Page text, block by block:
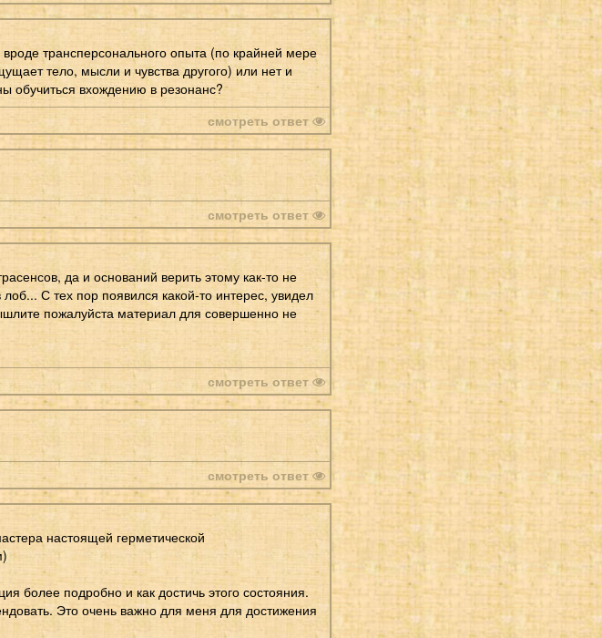
трансперсонального опыта (по крайней мере
тело, мысли и чувства другого) или нет и
обучиться вхождению в резонанс?
смотреть ответ
смотреть ответ
да и оснований верить этому как-то не
С тех пор появился какой-то интерес, увидел
пожалуйста материал для совершенно не
смотреть ответ
смотреть ответ
настоящей герметической
более подробно и как достичь этого состояния.
Это очень важно для меня для достижения